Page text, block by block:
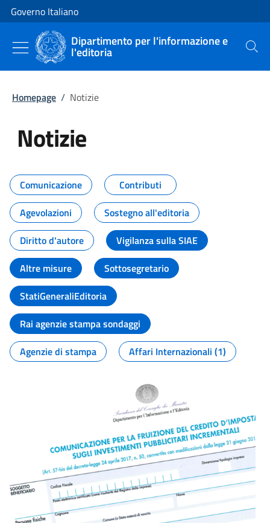
Vai al contenuto
Vai alla navigazione del sito
Governo Italiano
Dipartimento per l'informazione e
l'editoria Cerca
Homepage / Notizie
Notizie
Tutti i contenuti della pagina
Comunicazione
Contributi
Agevolazioni
Sostegno all'editoria
Diritto d'autore
Vigilanza sulla SIAE
Altre misure
Sottosegretario
StatiGeneraliEditoria
Rai agenzie stampa sondaggi
Agenzie di stampa
Affari Internazionali (1)